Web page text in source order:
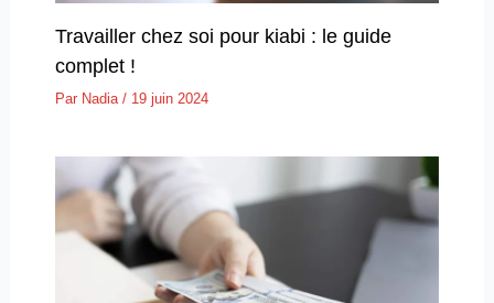
Travailler chez soi pour kiabi : le guide
complet !
Par Nadia / 19 juin 2024